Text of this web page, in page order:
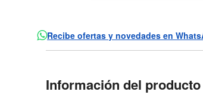
Recibe ofertas y novedades en
Información del producto